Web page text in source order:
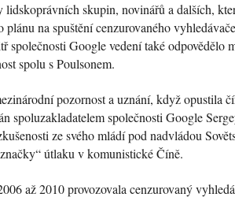
lidskoprávních skupin, novinářů a dalších,
plánu na spuštění cenzurovaného
společnosti Google vedení také odpovědělo
spolu s Poulsonem.
pozornost a uznání, když opustila
spoluzakladatelem společnosti Google
ze svého mládí pod nadvládou
útlaku v komunistické Číně.
až 2010 provozovala cenzurovaný